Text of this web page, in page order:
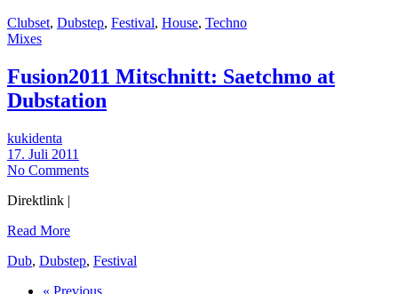
Clubset, Dubstep, Festival, House, Techno
Mixes
Fusion2011 Mitschnitt: Saetchmo at
Dubstation
kukidenta
17. Juli 2011
No Comments
Direktlink |
Read More
Dub, Dubstep, Festival
« Previous